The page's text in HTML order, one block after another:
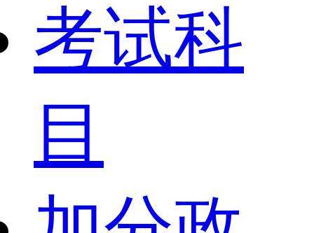
考试科
目